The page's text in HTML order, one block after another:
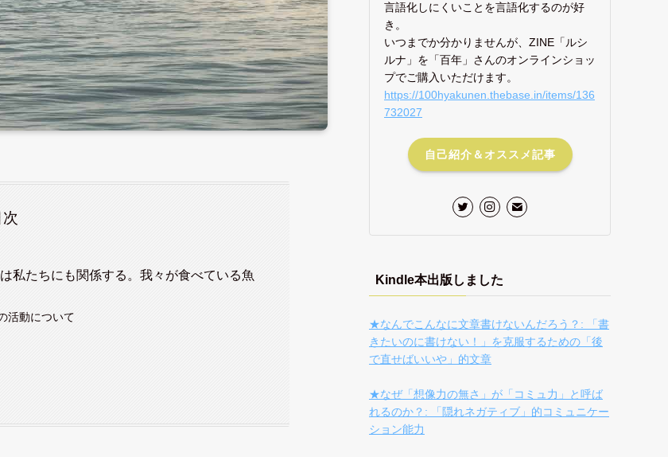
次
私たちにも関係する。我々が食べている魚
活動について
言語化しにくいことを言語化するのが好
き。
いつまでか分かりませんが、ZINE「ルシ
ルナ」を「百年」さんのオンラインショッ
プでご購入いただけます。
https://100hyakunen.thebase.in/items/136
732027
自己紹介＆オススメ記事
Kindle本出版しました
★なんでこんなに文章書けないんだろう？: 「書
きたいのに書けない！」を克服するための「後
で直せばいいや」的文章
★なぜ「想像力の無さ」が「コミュ力」と呼ば
れるのか？: 「隠れネガティブ」的コミュニケー
ション能力